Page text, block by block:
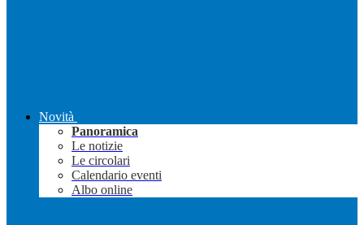
Novità
Panoramica
Le notizie
Le circolari
Calendario eventi
Albo online